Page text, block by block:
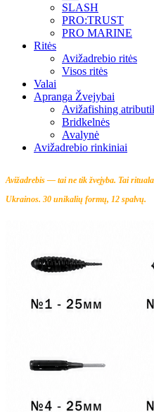
SLASH
PRO:TRUST
PRO MARINE
Ritės
Avižadrebio ritės
Visos ritės
Valai
Apranga Žvejybai
Avižafishing
Bridkelnės
Avalynė
Avižadrebio rinkiniai
Avižadrebis — tai ne tik žvejyba. Tai
Ukrainos. 30 unikalių formų, 12 spalvų.